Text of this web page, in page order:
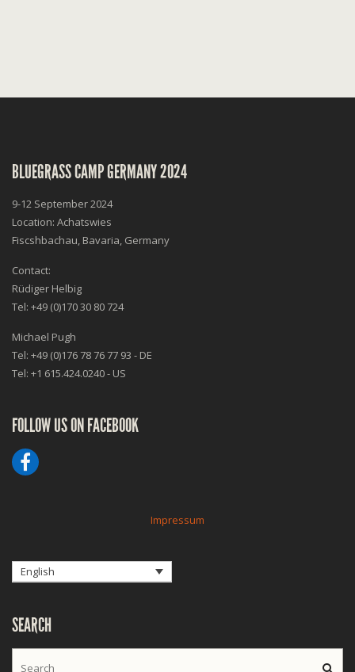
BLUEGRASS CAMP GERMANY 2024
9-12 September 2024
Location: Achatswies
Fiscshbachau, Bavaria, Germany
Contact:
Rüdiger Helbig
Tel: +49 (0)170 30 80 724
Michael Pugh
Tel: +49 (0)176 78 76 77 93 - DE
Tel: +1 615.424.0240 - US
FOLLOW US ON FACEBOOK
Impressum
English
SEARCH